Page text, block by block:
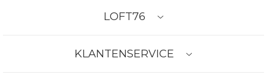
LOFT76
KLANTENSERVICE